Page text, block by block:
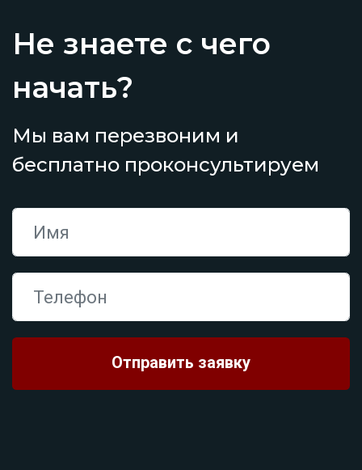
Не знаете с чего
начать?
Мы вам перезвоним и
бесплатно проконсультируем